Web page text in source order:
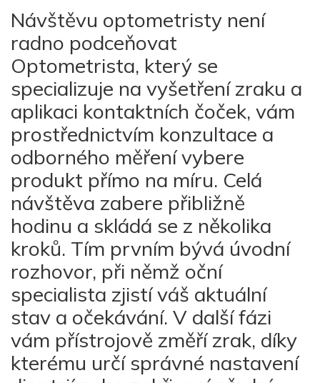
Návštěvu optometristy není
radno podceňovat
Optometrista, který se
specializuje na vyšetření zraku a
aplikaci kontaktních čoček, vám
prostřednictvím konzultace a
odborného měření vybere
produkt přímo na míru. Celá
návštěva zabere přibližně
hodinu a skládá se z několika
kroků. Tím prvním bývá úvodní
rozhovor, při němž oční
specialista zjistí váš aktuální
stav a očekávání. V další fázi
vám přístrojově změří zrak, díky
kterému určí správné nastavení